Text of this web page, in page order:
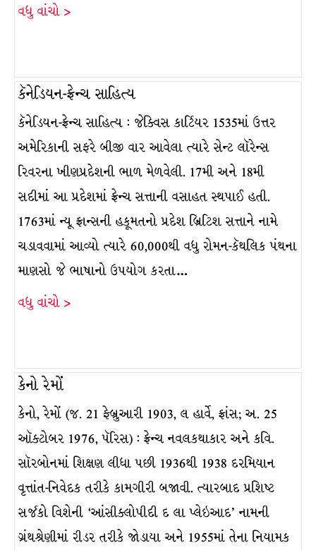
વધુ વાંચો >
કૅનેડિયન-ફ્રેન્ચ સાહિત્ય
કૅનેડિયન-ફ્રેન્ચ સાહિત્ય : જેક્વિસ કાર્ટિયર 1535માં ઉત્તર
અમેરિકાની સફરે બીજી વાર આવેલા ત્યારે સેન્ટ લૉરેન્સ
રિવરના ખીણપ્રદેશની ભાળ મેળવેલી. 17મી અને 18મી
સદીમાં આ પ્રદેશમાં ફ્રેન્ચ સત્તાની વસાહત સ્થપાઈ હતી.
1763માં ન્યૂ ફ્રાન્સની હકૂમતનો પ્રદેશ બ્રિટિશ સત્તાને નામે
ચડાવવામાં આવ્યો ત્યારે 60,000થી વધુ રોમન-કૅથલિક પંથના
માણસો જે ભાષાનો ઉપયોગ કરતા…
વધુ વાંચો >
કેનો રેમોં
કેનો, રેમોં (જ. 21 ફેબ્રુઆરી 1903, લ હાર્વે, ફ્રાંસ; અ. 25
ઑક્ટોબર 1976, પૅરિસ) : ફ્રેન્ચ નવલકથાકાર અને કવિ.
સૉરબોનમાં શિક્ષણ લીધા પછી 1936થી 1938 દરમિયાન
વૃત્તાંત-નિવેદક તરીકે કામગીરી બજાવી. ત્યારબાદ પ્રશિષ્ટ
સર્જકો વિશેની ‘આંસીક્લોપીદી દ લા પ્લેઇઆદ’ નામની
ગ્રંથશ્રેણીમાં રીડર તરીકે જોડાયા અને 1955માં તેના નિયામક